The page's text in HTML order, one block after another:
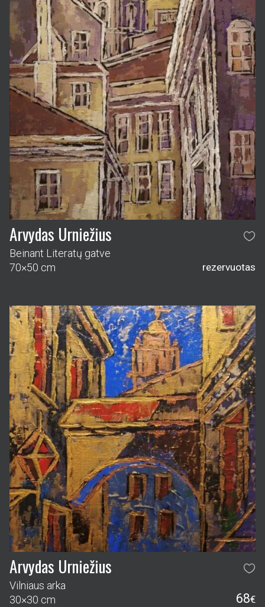
Arvydas Urniežius
Beinant Literatų gatve
70×50 cm
rezervuotas
Arvydas Urniežius
Vilniaus arka
30×30 cm
68€